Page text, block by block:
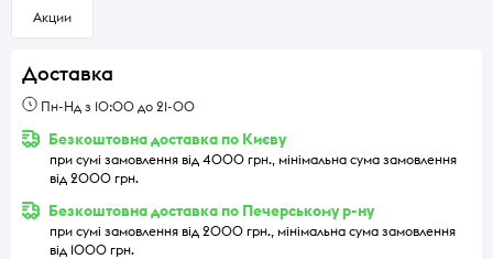
Акции
Доставка
Пн-Нд з 10:00 до 21-00
Безкоштовна доставка по Києву
при сумі замовлення від 4000 грн., мінімальна сума замовлення
від 2000 грн.
Безкоштовна доставка по Печерському р-ну
при сумі замовлення від 2000 грн., мінімальна сума замовлення
від 1000 грн.